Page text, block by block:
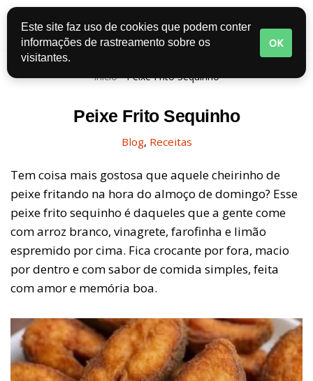
Pular
para
o
Início-Peixe Frito Sequinho
Peixe Frito Sequinho
Blog, Receitas
Tem coisa mais gostosa que aquele cheirinho de
peixe fritando na hora do almoço de domingo? Esse
peixe frito sequinho é daqueles que a gente come
com arroz branco, vinagrete, farofinha e limão
espremido por cima. Fica crocante por fora, macio
por dentro e com sabor de comida simples, feita
com amor e memória boa.
Este site faz uso de cookies que podem conter
informações de rastreamento sobre os
visitantes.
OK